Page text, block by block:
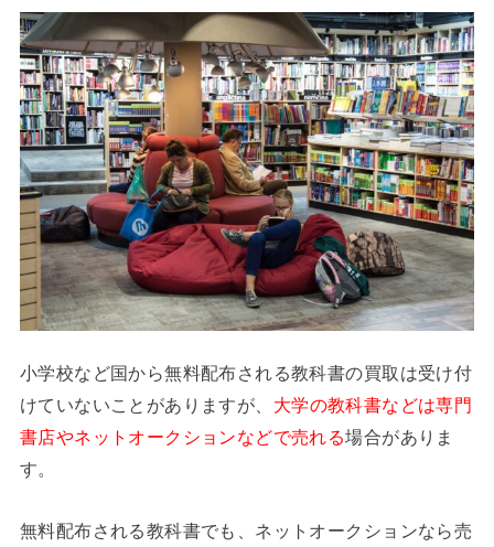
小学校など国から無料配布される教科書の買取は受け付
けていないことがありますが、 大学の教科書などは専門
書店やネットオークションなどで売れる場合がありま
す。
無料配布される教科書でも、ネットオークションなら売